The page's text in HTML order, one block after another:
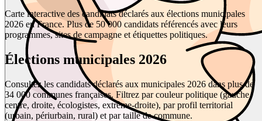
Carte interactive des candidats déclarés aux élections municipales
2026 en France. Plus de 50 000 candidats référencés avec leurs
programmes, sites de campagne et étiquettes politiques.
Élections municipales 2026
Consultez les candidats déclarés aux municipales 2026 dans plus de
34 000 communes françaises. Filtrez par couleur politique (gauche,
centre, droite, écologistes, extrême-droite), par profil territorial
(urbain, périurbain, rural) et par taille de commune.